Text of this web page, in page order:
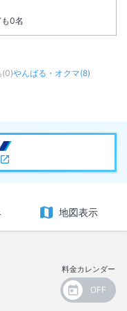
0名
(0)やんばる・オクマ(8)
地図表示
料金カレンダー